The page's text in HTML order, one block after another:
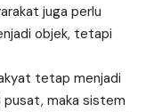
juga perlu
objek, tetapi
tetap menjadi
maka sistem